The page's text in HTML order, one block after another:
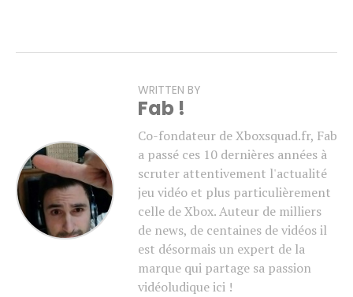
WRITTEN BY
Fab !
Co-fondateur de Xboxsquad.fr, Fab
a passé ces 10 dernières années à
scruter attentivement l'actualité
jeu vidéo et plus particulièrement
celle de Xbox. Auteur de milliers
de news, de centaines de vidéos il
est désormais un expert de la
marque qui partage sa passion
vidéoludique ici !